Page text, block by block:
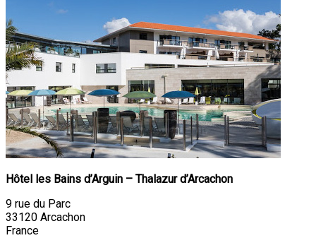
Hôtel les Bains d’Arguin – Thalazur d’Arcachon
9 rue du Parc
33120 Arcachon
France